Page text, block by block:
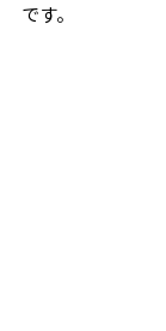
です。